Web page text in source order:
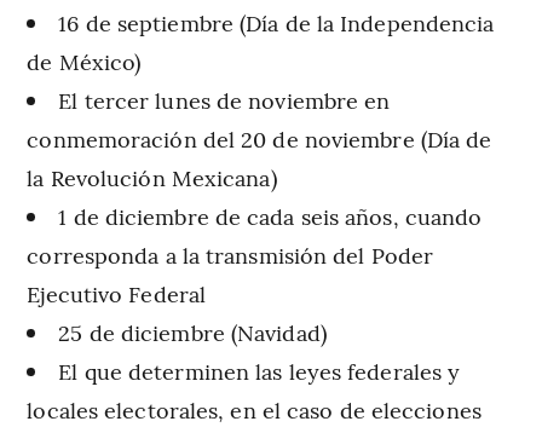
16 de septiembre (Día de la Independencia
de México)
El tercer lunes de noviembre en
conmemoración del 20 de noviembre (Día de
la Revolución Mexicana)
1 de diciembre de cada seis años, cuando
corresponda a la transmisión del Poder
Ejecutivo Federal
25 de diciembre (Navidad)
El que determinen las leyes federales y
locales electorales, en el caso de elecciones